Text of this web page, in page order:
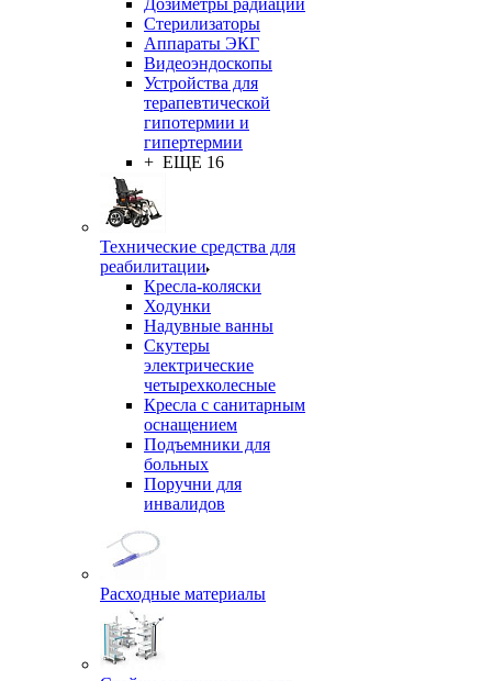
Дозиметры радиации
Стерилизаторы
Аппараты ЭКГ
Видеоэндоскопы
Устройства для
терапевтической
гипотермии и
гипертермии
+ ЕЩЕ 16
Технические средства для
реабилитации
Кресла-коляски
Ходунки
Надувные ванны
Скутеры
электрические
четырехколесные
Кресла с санитарным
оснащением
Подъемники для
больных
Поручни для
инвалидов
Расходные материалы